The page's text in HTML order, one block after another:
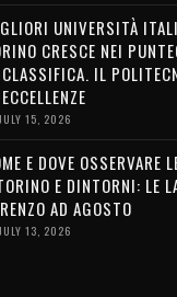
UNIVERSITÀ
CRESCE NEI
IL
JULY 15, 2026
E DOVE OSSERVARE
E DINTORNI: LE
AD AGOSTO
JULY 13, 2026